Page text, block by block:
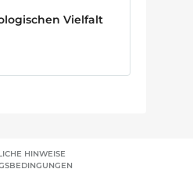
Vielfalt
HINWEISE